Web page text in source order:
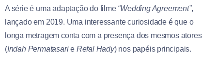
A série é uma adaptação do filme “Wedding Agreement”,
lançado em 2019. Uma interessante curiosidade é que o
longa metragem conta com a presença dos mesmos atores
(Indah Permatasarie Refal Hady) nos papéis principais.